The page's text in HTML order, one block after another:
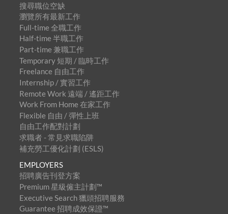
搜尋職位空缺
瀏覽所有最新工作
Full-time 全職工作
Half-time 半職工作
Part-time 兼職工作
Temporary 短期 / 臨時工作
Freelance 自由工作
Internship / 實習工作
Remote Work 遠端 / 遙距工作
Work From Home 在家工作
Flexible 自由 / 彈性上班
自由工作配對計劃
求職者 - 常見求職陷阱
補充勞工優化計劃 (ESLS)
EMPLOYERS
招聘廣告刊登方案
Premium 星級僱主計劃™
Executive Search 獵頭招聘服務
Guarantee 招聘成效保證™